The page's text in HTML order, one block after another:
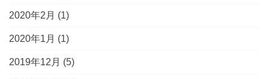
2020年2月 (1)
2020年1月 (1)
2019年12月 (5)